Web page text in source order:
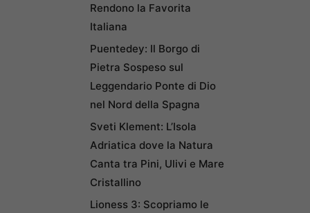
Rendono la Favorita
Italiana
Puentedey: Il Borgo di
Pietra Sospeso sul
Leggendario Ponte di Dio
nel Nord della Spagna
Sveti Klement: L’Isola
Adriatica dove la Natura
Canta tra Pini, Ulivi e Mare
Cristallino
Lioness 3: Scopriamo le